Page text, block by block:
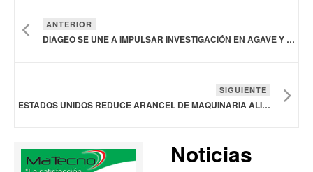
ANTERIOR
DIAGEO SE UNE A IMPULSAR INVESTIGACIÓN EN AGAVE Y AGRICULTURA REGENERATIVA EN MÉXICO
SIGUIENTE
ESTADOS UNIDOS REDUCE ARANCEL DE MAQUINARIA ALIMENTARIA IMPORTADA
Noticias